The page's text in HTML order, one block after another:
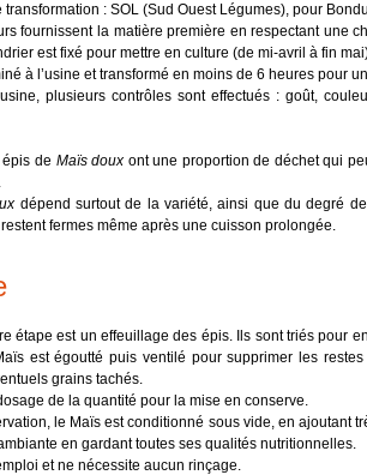
: SOL (Sud Ouest Légumes), pour
fournissent la matière première en respectant une
est fixé pour mettre en culture (de mi-avril à fin
à l’usine et transformé en moins de 6 heures pour
plusieurs contrôles sont effectués : goût,
de Maïs doux ont une proportion de déchet qui
dépend surtout de la variété, ainsi que du degré
fermes même après une cuisson prolongée.
étape est un effeuillage des épis. Ils sont triés pour
est égoutté puis ventilé pour supprimer les
grains tachés.
de la quantité pour la mise en conserve.
le Maïs est conditionné sous vide, en ajoutant
en gardant toutes ses qualités nutritionnelles.
et ne nécessite aucun rinçage.